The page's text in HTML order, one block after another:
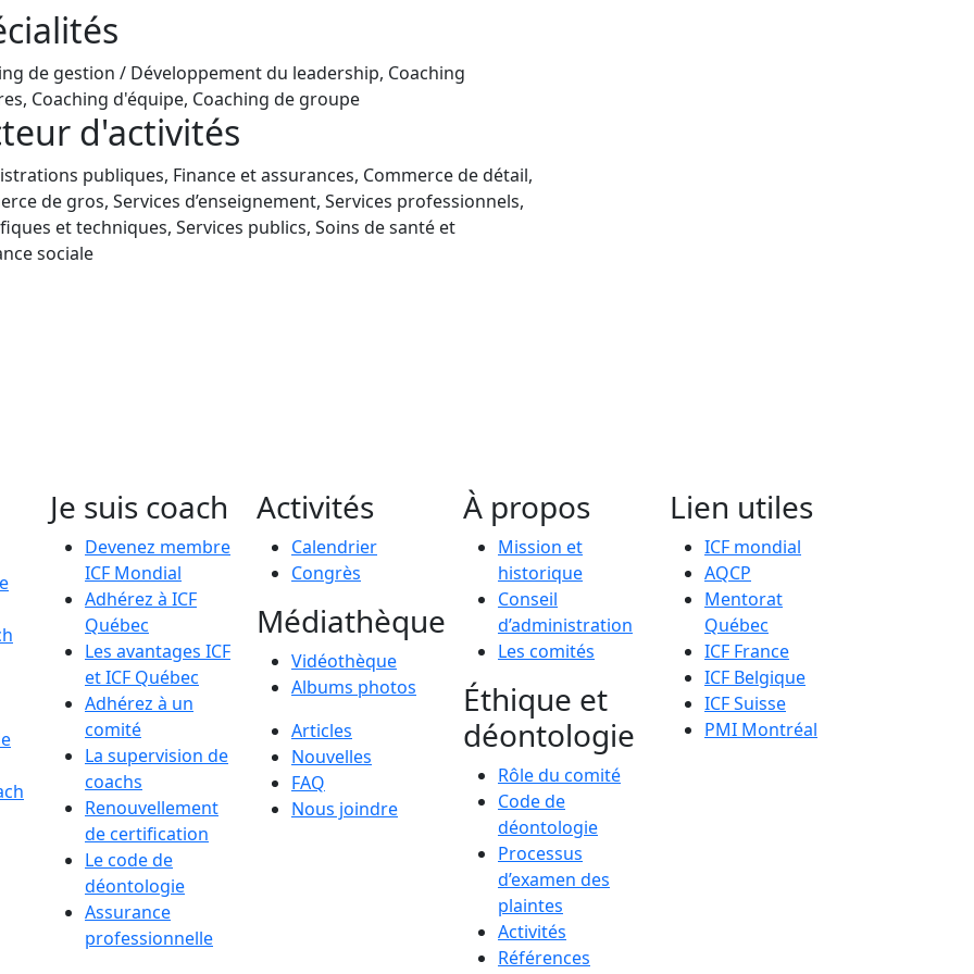
de gestion / Développement du leadership, Coaching
Coaching d'équipe, Coaching de groupe
d'activités
publiques, Finance et assurances, Commerce de détail,
de gros, Services d’enseignement, Services professionnels,
et techniques, Services publics, Soins de santé et
sociale
Je suis coach
Devenez membre
ICF Mondial
Adhérez à ICF
Québec
Les avantages ICF
et ICF Québec
Adhérez à un
comité
La supervision de
coachs
Renouvellement
de certification
Le code de
déontologie
Assurance
professionnelle
Activités
Calendrier
Congrès
Médiathèque
Vidéothèque
Albums photos
Articles
Nouvelles
FAQ
Nous joindre
À propos
Mission et
historique
Conseil
d’administration
Les comités
Éthique et
déontologie
Rôle du comité
Code de
déontologie
Processus
d’examen des
plaintes
Activités
Références
Lien utiles
ICF mondial
AQCP
Mentorat
Québec
ICF France
ICF Belgique
ICF Suisse
PMI Montréal